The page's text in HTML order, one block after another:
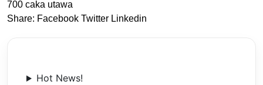
700 caka utawa
Share: Facebook Twitter Linkedin
Hot News!